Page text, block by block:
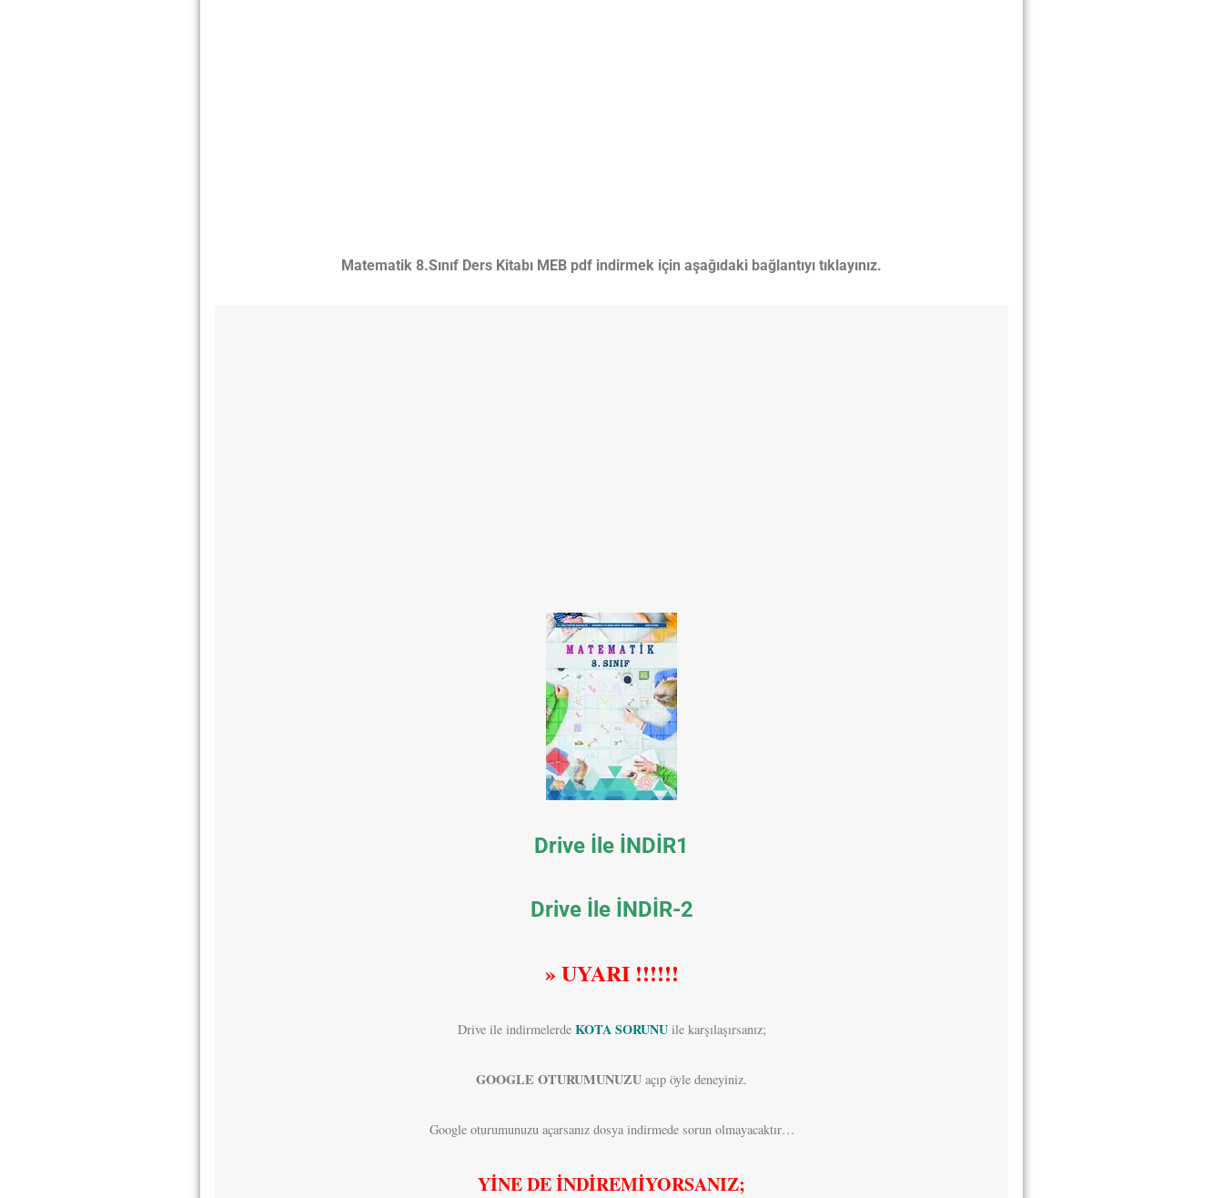
Matematik 8.Sınıf Ders Kitabı MEB pdf indirmek için aşağıdaki bağlantıyı tıklayınız.
Drive İle İNDİR1
Drive İle İNDİR-2
» UYARI !!!!!!
Drive ile indirmelerde KOTA SORUNU ile karşılaşırsanız;
GOOGLE OTURUMUNUZU açıp öyle deneyiniz.
Google oturumunuzu açarsanız dosya indirmede sorun olmayacaktır…
YİNE DE İNDİREMİYORSANIZ;